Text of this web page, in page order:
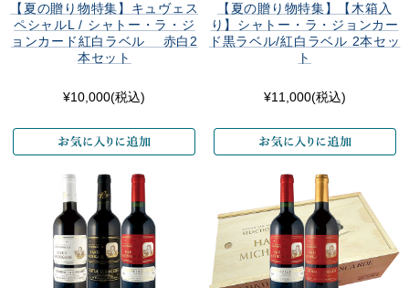
【夏の贈り物特集】キュヴェス
ペシャルL / シャトー・ラ・ジ
ョンカード紅白ラベル 赤白2
本セット
¥10,000(税込)
【夏の贈り物特集】【木箱入
り】シャトー・ラ・ジョンカー
ド黒ラベル/紅白ラベル 2本セッ
ト
¥11,000(税込)